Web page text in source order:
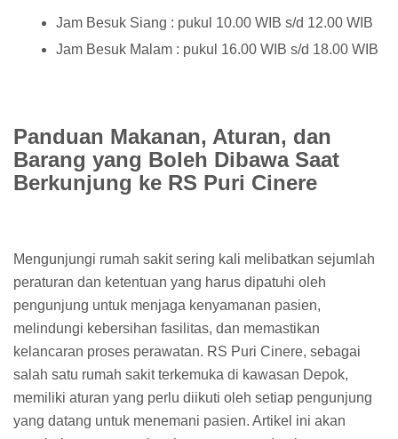
Jam Besuk Siang : pukul 10.00 WIB s/d 12.00 WIB
Jam Besuk Malam : pukul 16.00 WIB s/d 18.00 WIB
Panduan Makanan, Aturan, dan
Barang yang Boleh Dibawa Saat
Berkunjung ke RS Puri Cinere
Mengunjungi rumah sakit sering kali melibatkan sejumlah
peraturan dan ketentuan yang harus dipatuhi oleh
pengunjung untuk menjaga kenyamanan pasien,
melindungi kebersihan fasilitas, dan memastikan
kelancaran proses perawatan. RS Puri Cinere, sebagai
salah satu rumah sakit terkemuka di kawasan Depok,
memiliki aturan yang perlu diikuti oleh setiap pengunjung
yang datang untuk menemani pasien. Artikel ini akan